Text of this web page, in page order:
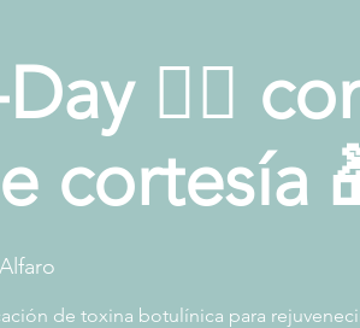
👩‍⚕️
cortesía
de toxina botulínica para